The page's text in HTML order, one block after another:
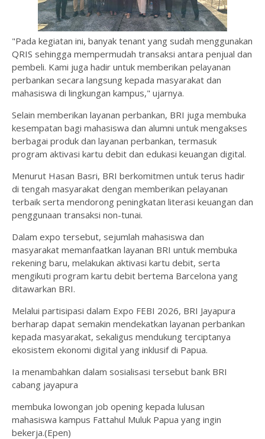
"Pada kegiatan ini, banyak tenant yang sudah menggunakan
QRIS sehingga mempermudah transaksi antara penjual dan
pembeli. Kami juga hadir untuk memberikan pelayanan
perbankan secara langsung kepada masyarakat dan
mahasiswa di lingkungan kampus," ujarnya.
Selain memberikan layanan perbankan, BRI juga membuka
kesempatan bagi mahasiswa dan alumni untuk mengakses
berbagai produk dan layanan perbankan, termasuk
program aktivasi kartu debit dan edukasi keuangan digital.
Menurut Hasan Basri, BRI berkomitmen untuk terus hadir
di tengah masyarakat dengan memberikan pelayanan
terbaik serta mendorong peningkatan literasi keuangan dan
penggunaan transaksi non-tunai.
Dalam expo tersebut, sejumlah mahasiswa dan
masyarakat memanfaatkan layanan BRI untuk membuka
rekening baru, melakukan aktivasi kartu debit, serta
mengikuti program kartu debit bertema Barcelona yang
ditawarkan BRI.
Melalui partisipasi dalam Expo FEBI 2026, BRI Jayapura
berharap dapat semakin mendekatkan layanan perbankan
kepada masyarakat, sekaligus mendukung terciptanya
ekosistem ekonomi digital yang inklusif di Papua.
Ia menambahkan dalam sosialisasi tersebut bank BRI
cabang jayapura
membuka lowongan job opening kepada lulusan
mahasiswa kampus Fattahul Muluk Papua yang ingin
bekerja.(Epen)